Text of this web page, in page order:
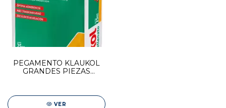
PEGAMENTO KLAUKOL
GRANDES PIEZAS
VER